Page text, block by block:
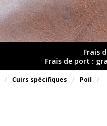
Frais
Frais de port :
Cuirs spécifiques Poil